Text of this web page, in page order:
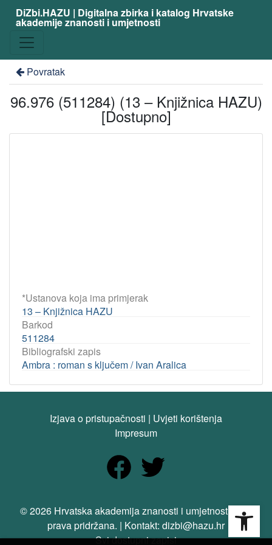
DiZbi.HAZU | Digitalna zbirka i katalog Hrvatske
akademije znanosti i umjetnosti
Povratak
96.976 (511284) (13 – Knjižnica HAZU)
[Dostupno]
*Ustanova koja ima primjerak
13 – Knjižnica HAZU
Barkod
511284
Bibliografski zapis
Ambra : roman s ključem / Ivan Aralica
Izjava o pristupačnosti | Uvjeti korištenja
Impresum
© 2026 Hrvatska akademija znanosti i umjetnosti. Sva
prava pridržana. | Kontakt: dizbi@hazu.hr
Svi dostupni zapisi